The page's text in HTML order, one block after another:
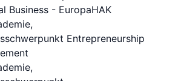
Business - EuropaHAK
Entrepreneurship